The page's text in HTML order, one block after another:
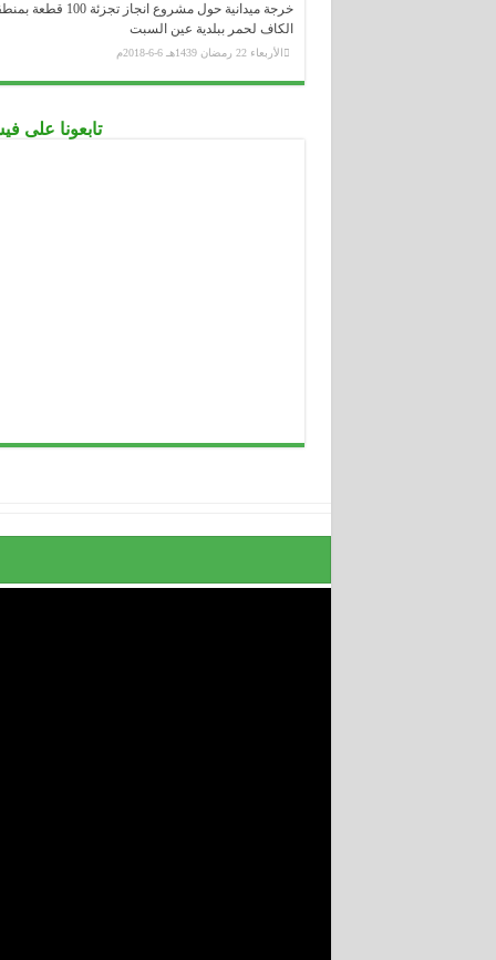
خرجة ميدانية حول مشروع انجاز تجزئة 100
الكاف لحمر ببلدية عين السبت
الأربعاء 22 رمضان 1439هـ 6-6-2018م
تابعونا على